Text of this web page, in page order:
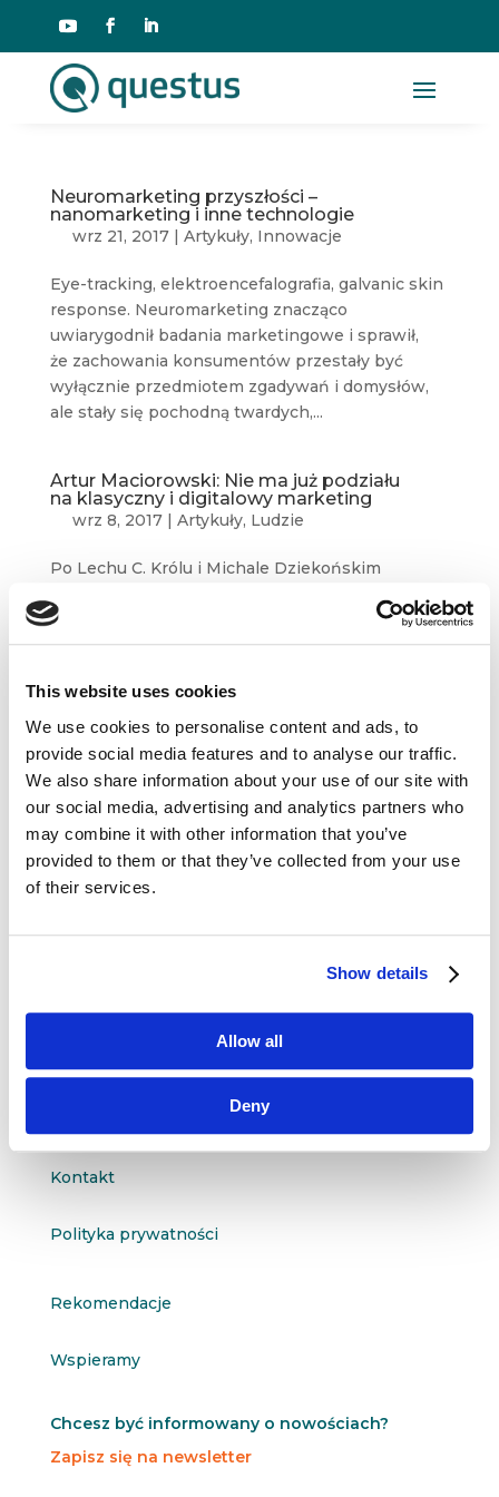
This website uses cookies
We use cookies to personalise content and ads, to
provide social media features and to analyse our traffic.
We also share information about your use of our site with
our social media, advertising and analytics partners who
may combine it with other information that you’ve
provided to them or that they’ve collected from your use
of their services.
Show details
Allow all
Deny
Neuromarketing przyszłości –
nanomarketing i inne technologie
wrz 21, 2017| Artykuły, Innowacje
Eye-tracking, elektroencefalografia, galvanic skin
response. Neuromarketing znacząco
uwiarygodnił badania marketingowe i sprawił,
że zachowania konsumentów przestały być
wyłącznie przedmiotem zgadywań i domysłów,
ale stały się pochodną twardych,...
Artur Maciorowski: Nie ma już podziału
na klasyczny i digitalowy marketing
wrz 8, 2017| Artykuły, Ludzie
Po Lechu C. Królu i Michale Dziekońskim
wykładowcę programu Diploma in Professional
Marketing. Artur Maciorowski, redaktor
i właściciel firmy doradczo-szkoleniowej eCode...
Dane kontaktowe
ul. Organizacji WiN 83/7
questus@questus.pl
Kontakt
Polityka prywatności
Rekomendacje
Wspieramy
Chcesz być informowany o nowościach?
Zapisz się na newsletter